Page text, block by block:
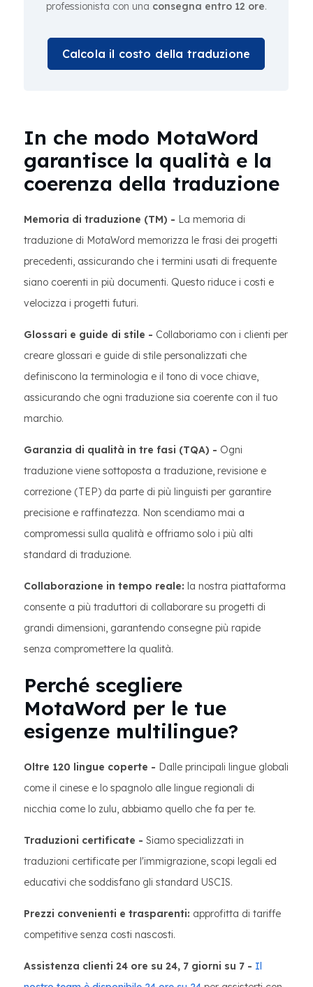
professionista con una consegna entro 12 ore.
Calcola il costo della traduzione
In che modo MotaWord
garantisce la qualità e la
coerenza della traduzione
Memoria di traduzione (TM) - La memoria di
traduzione di MotaWord memorizza le frasi dei progetti
precedenti, assicurando che i termini usati di frequente
siano coerenti in più documenti. Questo riduce i costi e
velocizza i progetti futuri.
Glossari e guide di stile - Collaboriamo con i clienti per
creare glossari e guide di stile personalizzati che
definiscono la terminologia e il tono di voce chiave,
assicurando che ogni traduzione sia coerente con il tuo
marchio.
Garanzia di qualità in tre fasi (TQA) - Ogni
traduzione viene sottoposta a traduzione, revisione e
correzione (TEP) da parte di più linguisti per garantire
precisione e raffinatezza. Non scendiamo mai a
compromessi sulla qualità e offriamo solo i più alti
standard di traduzione.
Collaborazione in tempo reale: la nostra piattaforma
consente a più traduttori di collaborare su progetti di
grandi dimensioni, garantendo consegne più rapide
senza compromettere la qualità.
Perché scegliere
MotaWord per le tue
esigenze multilingue?
Oltre 120 lingue coperte - Dalle principali lingue globali
come il cinese e lo spagnolo alle lingue regionali di
nicchia come lo zulu, abbiamo quello che fa per te.
Traduzioni certificate - Siamo specializzati in
traduzioni certificate per l'immigrazione, scopi legali ed
educativi che soddisfano gli standard USCIS.
Prezzi convenienti e trasparenti: approfitta di tariffe
competitive senza costi nascosti.
Assistenza clienti 24 ore su 24, 7 giorni su 7 - Il